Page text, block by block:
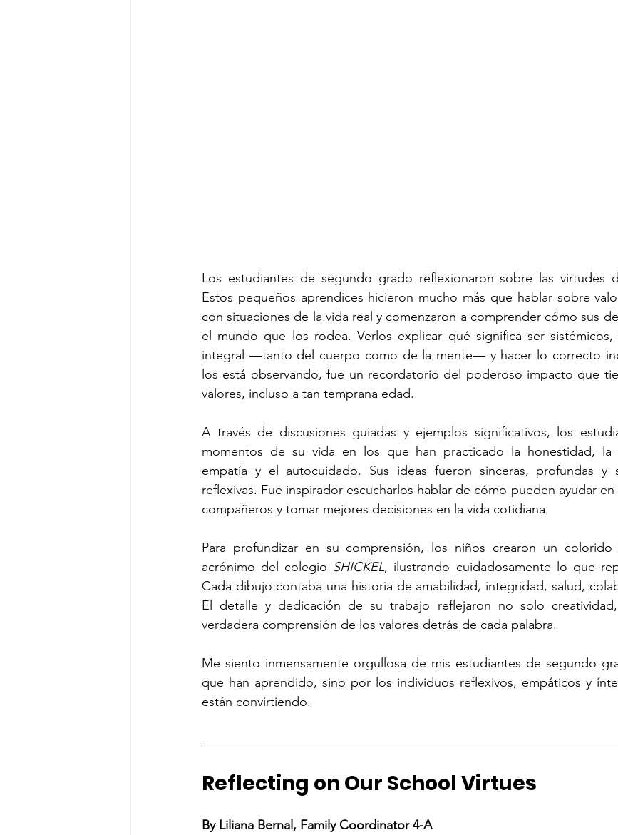
Los estudiantes de segundo grado reflexionaron sobre las virtudes
Estos pequeños aprendices hicieron mucho más que hablar sobre
con situaciones de la vida real y comenzaron a comprender cómo sus
el mundo que los rodea. Verlos explicar qué significa ser
integral —tanto del cuerpo como de la mente— y hacer lo correcto
los está observando, fue un recordatorio del poderoso impacto que
valores, incluso a tan temprana edad.
A través de discusiones guiadas y ejemplos significativos, los
momentos de su vida en los que han practicado la honestidad, la
empatía y el autocuidado. Sus ideas fueron sinceras, profundas y
reflexivas. Fue inspirador escucharlos hablar de cómo pueden ayudar en
compañeros y tomar mejores decisiones en la vida cotidiana.
Para profundizar en su comprensión, los niños crearon un
acrónimo del colegio SHICKEL, ilustrando cuidadosamente lo que
Cada dibujo contaba una historia de amabilidad, integridad, salud,
El detalle y dedicación de su trabajo reflejaron no solo
verdadera comprensión de los valores detrás de cada palabra.
Me siento inmensamente orgullosa de mis estudiantes de segundo
que han aprendido, sino por los individuos reflexivos, empáticos y
están convirtiendo.
Reflecting on Our School Virtues
By Liliana Bernal, Family Coordinator 4-A